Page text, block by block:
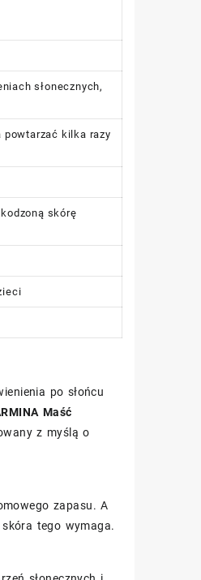
słonecznych,
powtarzać kilka razy
skórę
po słońcu
Maść
z myślą o
zapasu. A
tego wymaga.